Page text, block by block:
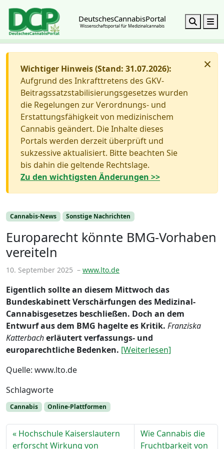
DeutschesCannabisPortal
Wissenschaftsportal für Medizinalcannabis Search
×
Wichtiger Hinweis (Stand: 31.07.2026):
Aufgrund des Inkrafttretens des GKV-
Beitragssatzstabilisierungsgesetzes wurden
die Regelungen zur Verordnungs- und
Erstattungsfähigkeit von medizinischem
Cannabis geändert. Die Inhalte dieses
Portals werden derzeit überprüft und
sukzessive aktualisiert. Bitte beachten Sie
bis dahin die geltende Rechtslage.
Zu den wichtigsten Änderungen >>
Cannabis-News Sonstige Nachrichten
Euro­pa­recht könnte BMG-Vor­haben
ver­ei­teln
10. September 2025 – www.lto.de
Eigentlich sollte an diesem Mittwoch das
Bundeskabinett Verschärfungen des Medizinal-
Cannabisgesetzes beschließen. Doch an dem
Entwurf aus dem BMG hagelte es Kritik. Franziska
Katterbacherläutert verfassungs- und
europarechtliche Bedenken. [Weiterlesen]
Quelle: www.lto.de
Schlagworte
Cannabis Online-Plattformen
Hochschule Kaiserslautern
erforscht Wirkung von
Wie Cannabis die
Fruchtbarkeit von